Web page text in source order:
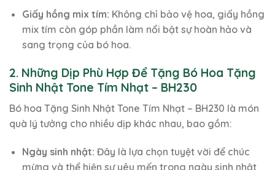
Giấy hồng mix tím: Không chỉ bảo vệ hoa, giấy hồng
mix tím còn góp phần làm nổi bật sự hoàn hảo và
sang trọng của bó hoa.
2. Những Dịp Phù Hợp Để Tặng Bó Hoa Tặng
Sinh Nhật Tone Tím Nhạt – BH230
Bó hoa Tặng Sinh Nhật Tone Tím Nhạt – BH230 là món
quà lý tưởng cho nhiều dịp khác nhau, bao gồm:
Ngày sinh nhật: Đây là lựa chọn tuyệt vời để chúc
mừng và thể hiện sự yêu mến trong ngày sinh nhật